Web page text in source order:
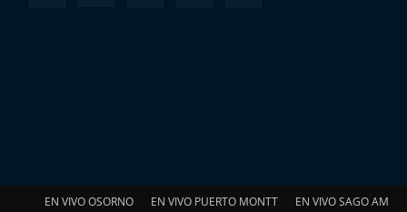
EN VIVO OSORNO EN VIVO PUERTO MONTT EN VIVO SAGO AM